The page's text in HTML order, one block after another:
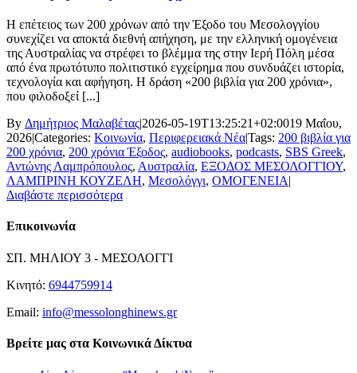
Η επέτειος των 200 χρόνων από την Έξοδο του Μεσολογγίου
συνεχίζει να αποκτά διεθνή απήχηση, με την ελληνική ομογένεια
της Αυστραλίας να στρέφει το βλέμμα της στην Ιερή Πόλη μέσα
από ένα πρωτότυπο πολιτιστικό εγχείρημα που συνδυάζει ιστορία,
τεχνολογία και αφήγηση. Η δράση «200 βιβλία για 200 χρόνια»,
που φιλοδοξεί [...]
By Δημήτριος Μαλαβέτας|2026-05-19T13:25:21+02:0019 Μαΐου,
2026|Categories: Κοινωνία, Περιφερειακά Νέα|Tags: 200 βιβλία για
200 χρόνια, 200 χρόνια Έξοδος, audiobooks, podcasts, SBS Greek,
Αντώνης Λαμπρόπουλος, Αυστραλία, ΕΞΟΔΟΣ ΜΕΣΟΛΟΓΓΙΟΥ,
ΛΑΜΠΡΙΝΗ ΚΟΥΖΕΛΗ, Μεσολόγγι, ΟΜΟΓΕΝΕΙΑ|
Διαβάστε περισσότερα
Επικοινωνία
ΣΠ. ΜΗΛΙΟΥ 3 - ΜΕΣΟΛΟΓΓΙ
Κινητό: 6944759914
Email: info@messolonghinews.gr
Βρείτε μας στα Κοινωνικά Δίκτυα